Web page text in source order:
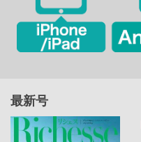
最新号